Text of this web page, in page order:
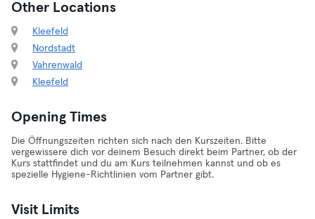
Other Locations
Kleefeld
Nordstadt
Vahrenwald
Kleefeld
Opening Times
Die Öffnungszeiten richten sich nach den Kurszeiten. Bitte
vergewissere dich vor deinem Besuch direkt beim Partner, ob der
Kurs stattfindet und du am Kurs teilnehmen kannst und ob es
spezielle Hygiene-Richtlinien vom Partner gibt.
Visit Limits